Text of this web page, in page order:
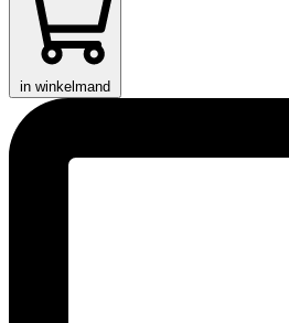
in winkelmand